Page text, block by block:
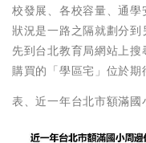
校發展、各校容量、通
狀況是一路之隔就劃分
先到台北教育局網站上
購買的「學區宅」位於期
表、近一年台北市額滿